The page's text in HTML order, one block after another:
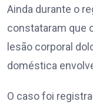
Ainda durante o
constataram que
lesão corporal
doméstica
O caso foi